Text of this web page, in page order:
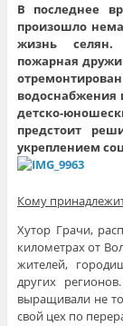
В последнее
произошло
жизнь селян.
пожарная
водоснабжения
детско-
предстоит
укреплением
Кому
Хутор Грачи,
километрах от
жителей,
других
выращивали не
свой цех по